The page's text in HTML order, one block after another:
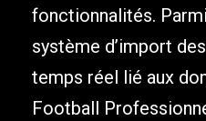
fonctionnalités.
système d’import
temps réel lié aux
Football